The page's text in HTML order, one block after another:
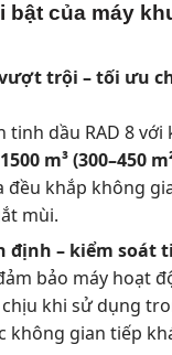
bật của máy
trội – tối ưu
tinh dầu RAD 8 với
1500 m³ (300–450
đều khắp không
mùi.
định – kiểm soát
bảo máy hoạt
khi sử dụng
không gian tiếp